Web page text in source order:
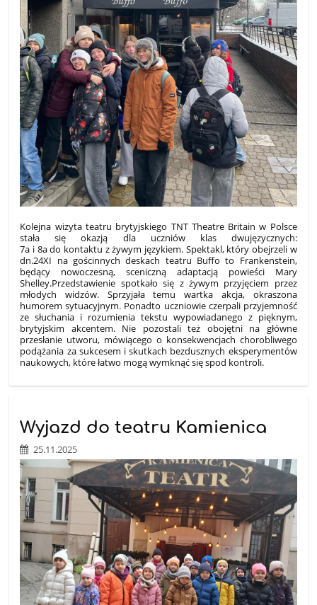
Kolejna wizyta teatru brytyjskiego TNT Theatre Britain w Polsce
stała się okazją dla uczniów klas dwujęzycznych:
7a i 8a do kontaktu z żywym językiem. Spektakl, który obejrzeli w
dn.24XI na gościnnych deskach teatru Buffo to Frankenstein,
będący nowoczesną, sceniczną adaptacją powieści Mary
Shelley.Przedstawienie spotkało się z żywym przyjęciem przez
młodych widzów. Sprzyjała temu wartka akcja, okraszona
humorem sytuacyjnym. Ponadto uczniowie czerpali przyjemność
ze słuchania i rozumienia tekstu wypowiadanego z pięknym,
brytyjskim akcentem. Nie pozostali też obojętni na główne
przesłanie utworu, mówiącego o konsekwencjach chorobliwego
podążania za sukcesem i skutkach bezdusznych eksperymentów
naukowych, które łatwo mogą wymknąć się spod kontroli.
Wyjazd do teatru Kamienica
25.11.2025